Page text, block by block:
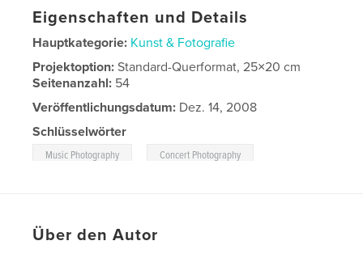
Eigenschaften und Details
Hauptkategorie: Kunst & Fotografie
Projektoption:Standard-Querformat, 25×20 cm
Seitenanzahl: 54
Veröffentlichungsdatum: Dez. 14, 2008
Schlüsselwörter
Music Photography Concert Photography
Über den Autor